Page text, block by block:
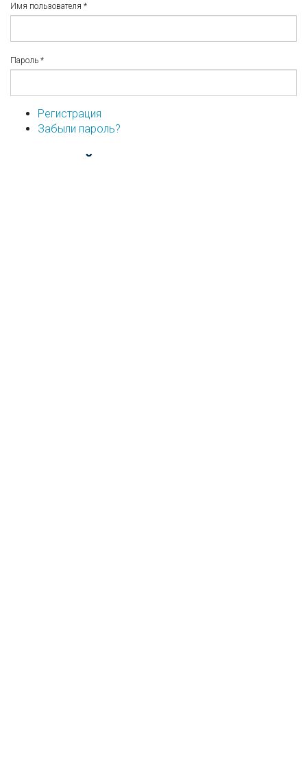
Имя пользователя *
Пароль *
Регистрация
Забыли пароль?
...или войдите используя